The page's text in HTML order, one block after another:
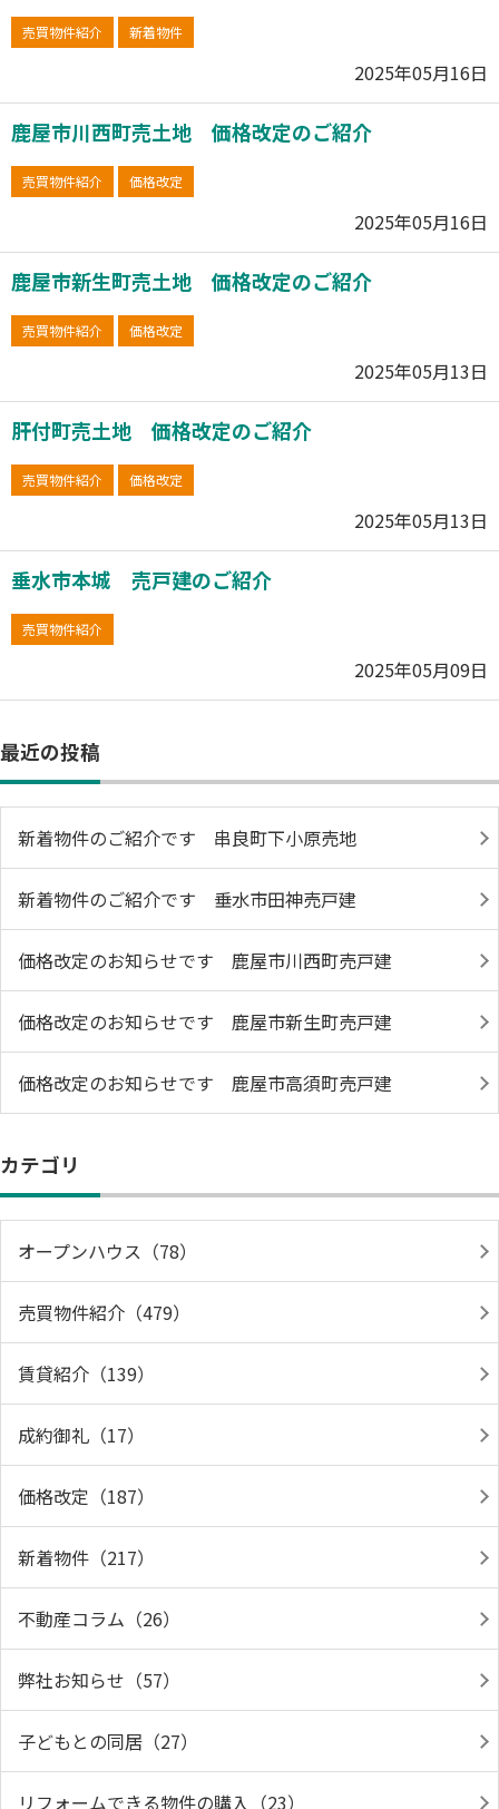
売買物件紹介 新着物件
2025年05月16日
鹿屋市川西町売土地 価格改定のご紹介
売買物件紹介 価格改定
2025年05月16日
鹿屋市新生町売土地 価格改定のご紹介
売買物件紹介 価格改定
2025年05月13日
肝付町売土地 価格改定のご紹介
売買物件紹介 価格改定
2025年05月13日
垂水市本城 売戸建のご紹介
売買物件紹介
2025年05月09日
最近の投稿
新着物件のご紹介です 串良町下小原売地
新着物件のご紹介です 垂水市田神売戸建
価格改定のお知らせです 鹿屋市川西町売戸建
価格改定のお知らせです 鹿屋市新生町売戸建
価格改定のお知らせです 鹿屋市高須町売戸建
カテゴリ
オープンハウス（78）
売買物件紹介（479）
賃貸紹介（139）
成約御礼（17）
価格改定（187）
新着物件（217）
不動産コラム（26）
弊社お知らせ（57）
子どもとの同居（27）
リフォームできる物件の購入（23）